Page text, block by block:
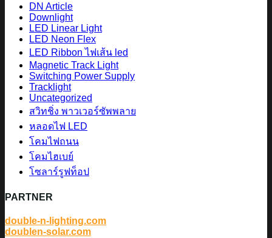
DN Article
Downlight
LED Linear Light
LED Neon Flex
LED Ribbon ไฟเส้น led
Magnetic Track Light
Switching Power Supply
Tracklight
Uncategorized
สวิทชิ่ง พาวเวอร์ซัพพลาย
หลอดไฟ LED
โคมไฟถนน
โคมไฮเบย์
โซลาร์รูฟท็อป
PARTNER
double-n-lighting.com
doublen-solar.com